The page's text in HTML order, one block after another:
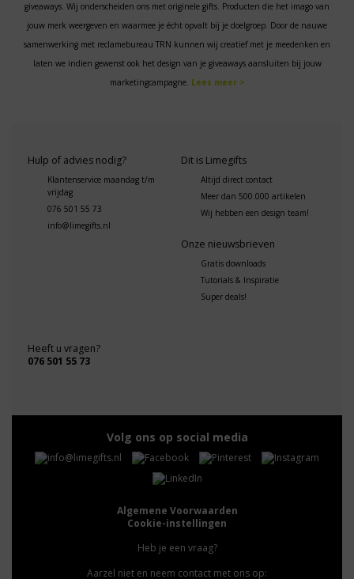
giveaways. Wij onderscheiden ons met originele gifts. Producten die het imago van
jouw merk weergeven en waarmee je écht opvalt bij je doelgroep. Door de nauwe
samenwerking met reclamebureau TRN kunnen wij creatief met je meedenken en
laten we indien gewenst ook het design van je giveaways aansluiten bij jouw
marketingcampagne. Lees meer >
Hulp of advies nodig?
Klantenservice maandag t/m
vrijdag
076 501 55 73
info@limegifts.nl
Dit is Limegifts
Altijd direct contact
Meer dan 500.000 artikelen
Wij hebben een design team!
Onze nieuwsbrieven
Gratis downloads
Tutorials & Inspiratie
Super deals!
Heeft u vragen?
076 501 55 73
Volg ons op social media
Algemene Voorwaarden
Cookie-instellingen
Heb je een vraag?
Aarzel niet en neem contact met ons op: